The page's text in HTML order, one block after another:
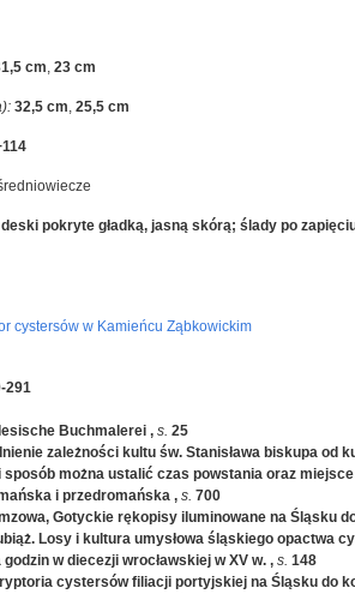
cm, 23 cm
32,5 cm, 25,5 cm
pokryte gładką, jasną skórą; ślady po
cystersów w Kamieńcu Ząbkowickim
291
Buchmalerei , s. 25
zależności kultu św. Stanisława biskupa od
sposób można ustalić czas powstania oraz
i przedromańska , s. 700
Gotyckie rękopisy iluminowane na Śląsku
Losy i kultura umysłowa śląskiego opactwa
godzin w diecezji wrocławskiej w XV w. , s. 148
cystersów filiacji portyjskiej na Śląsku do